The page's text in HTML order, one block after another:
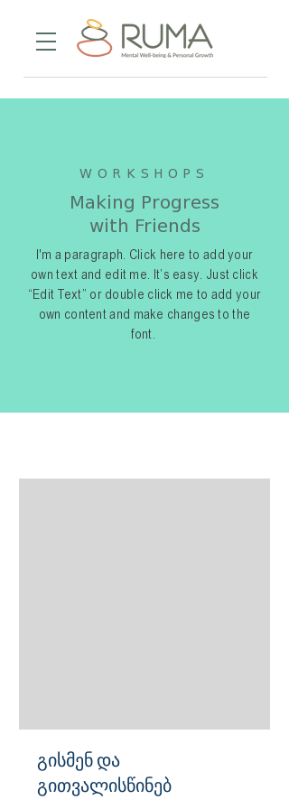
WORKSHOPS
Making Progress
with Friends
I'm a paragraph. Click here to add your
own text and edit me. It’s easy. Just click
“Edit Text” or double click me to add your
own content and make changes to the
font.
გისმენ და
გითვალისწინებ